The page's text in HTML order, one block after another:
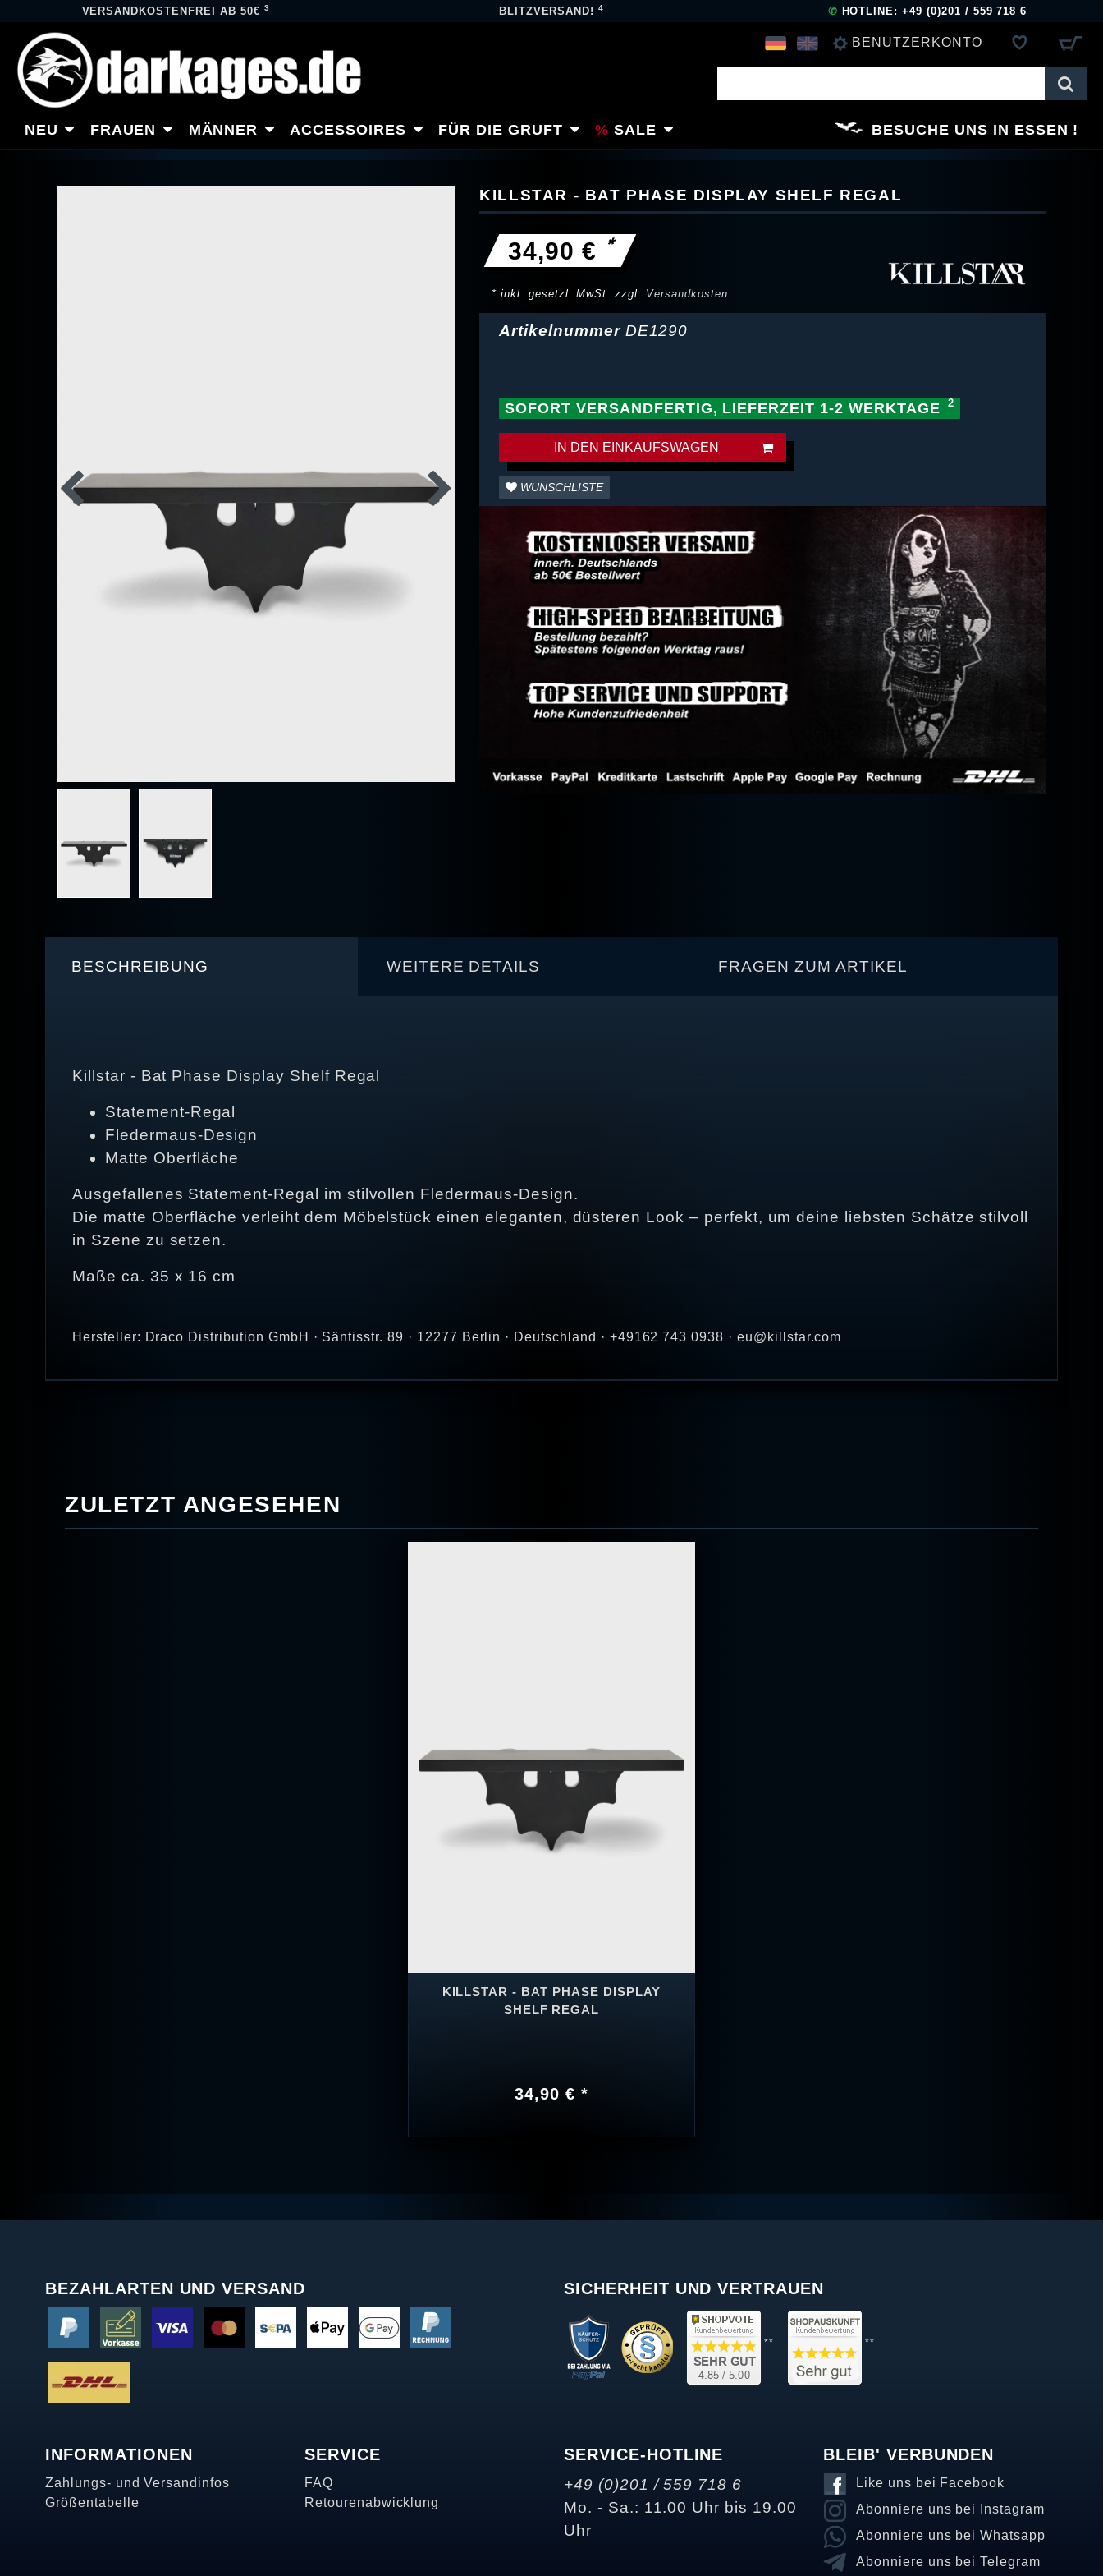
VERSANDKOSTENFREI AB 50€ 3 BLITZVERSAND!4 ✆ HOTLINE: +49 (0)201 / 559 718 6
BENUTZERKONTO
REGISTRIEREN
NEU FRAUEN MÄNNER ACCESSOIRES FÜR DIE GRUFT SALE BESUCHE UNS IN ESSEN
KILLSTAR - BAT PHASE DISPLAY SHELF REGAL
34,90 € *
* inkl. gesetzl. MwSt. zzgl. Versandkosten
Artikelnummer DE1290
SOFORT VERSANDFERTIG, LIEFERZEIT 1-2 WERKTAGE
IN DEN EINKAUFSWAGEN
WUNSCHLISTE
BESCHREIBUNG WEITERE DETAILS FRAGEN ZUM ARTIKEL
Killstar - Bat Phase Display Shelf Regal
Statement-Regal
Fledermaus-Design
Matte Oberfläche
Ausgefallenes Statement-Regal im stilvollen Fledermaus-Design.
Die matte Oberfläche verleiht dem Möbelstück einen eleganten, düsteren Look – perfekt, um deine liebsten Schätze stilvoll
in Szene zu setzen.
Maße ca. 35 x 16 cm
Hersteller: Draco Distribution GmbH · Säntisstr. 89 · 12277 Berlin · Deutschland · +49162 743 0938 · eu@killstar.com
ZULETZT ANGESEHEN
KILLSTAR - BAT PHASE DISPLAY
SHELF REGAL
34,90 € *
BEZAHLARTEN UND VERSAND SICHERHEIT UND VERTRAUEN
** **
INFORMATIONEN
Zahlungs- und Versandinfos
Größentabelle
SERVICE
FAQ
Retourenabwicklung
SERVICE-HOTLINE
+49 (0)201 / 559 718 6
Mo. - Sa.: 11.00 Uhr bis 19.00
Uhr
BLEIB' VERBUNDEN
Like uns bei Facebook
Abonniere uns bei Instagram
Abonniere uns bei Whatsapp
Abonniere uns bei Telegram